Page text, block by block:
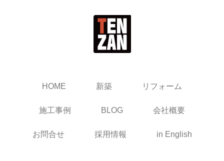
HOME 新築 リフォーム
施工事例 BLOG 会社概要
お問合せ 採用情報 in English